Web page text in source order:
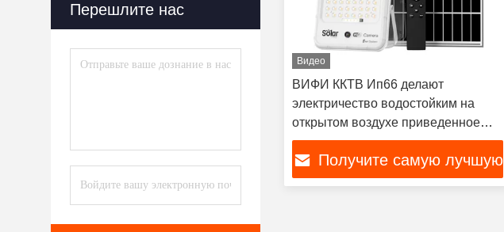
Перешлите нас
Видео
ВИФИ ККТВ Ип66 делают
электричество водостойким на
открытом воздухе приведенное
прожекторов 1200ЛМ освобождает
Получите самую лучшую